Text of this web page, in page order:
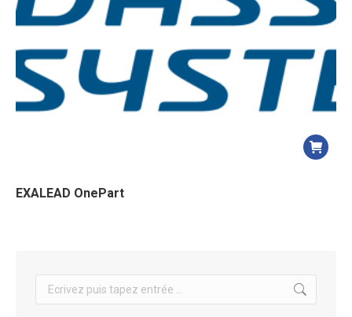
EXALEAD OnePart
Search: